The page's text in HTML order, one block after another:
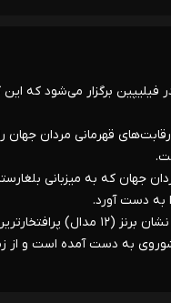
فیلیپین برگزار می‌شود
هشتمین حضور خود در رقابت‌های
به دست آورد.
* والیبال مردان روسیه با شش مدال
به دست آمده است و از